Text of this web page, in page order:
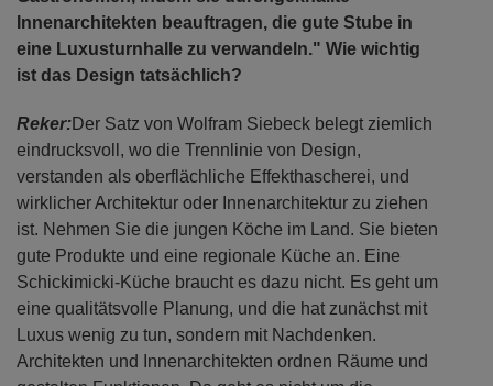
Innenarchitekten beauftragen, die gute Stube in
eine Luxusturnhalle zu verwandeln." Wie wichtig
ist das Design tatsächlich?
Reker:Der Satz von Wolfram Siebeck belegt ziemlich
eindrucksvoll, wo die Trennlinie von Design,
verstanden als oberflächliche Effekthascherei, und
wirklicher Architektur oder Innenarchitektur zu ziehen
ist. Nehmen Sie die jungen Köche im Land. Sie bieten
gute Produkte und eine regionale Küche an. Eine
Schickimicki-Küche braucht es dazu nicht. Es geht um
eine qualitätsvolle Planung, und die hat zunächst mit
Luxus wenig zu tun, sondern mit Nachdenken.
Architekten und Innenarchitekten ordnen Räume und